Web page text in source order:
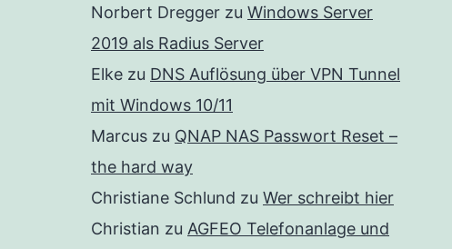
Norbert Dregger zu Windows Server
2019 als Radius Server
Elke zu DNS Auflösung über VPN Tunnel
mit Windows 10/11
Marcus zu QNAP NAS Passwort Reset –
the hard way
Christiane Schlund zu Wer schreibt hier
Christian zu AGFEO Telefonanlage und